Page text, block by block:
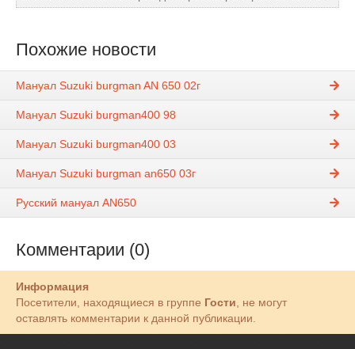
Похожие новости
Мануал Suzuki burgman AN 650 02г
Мануал Suzuki burgman400 98
Мануал Suzuki burgman400 03
Мануал Suzuki burgman an650 03г
Русский мануал AN650
Комментарии (0)
Информация
Посетители, находящиеся в группе Гости, не могут
оставлять комментарии к данной публикации.